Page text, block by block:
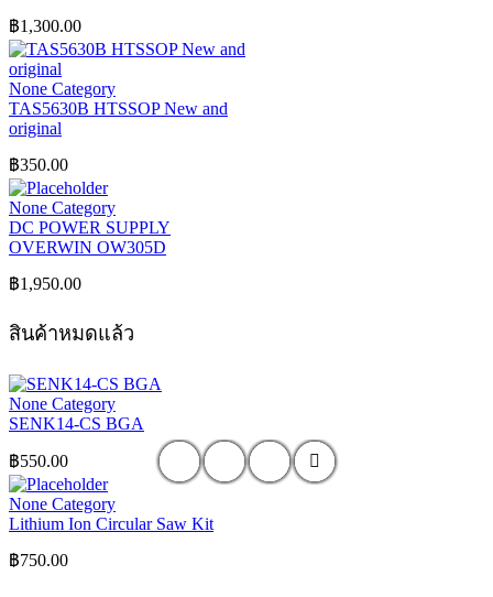
฿1,300.00
None Category
TAS5630B HTSSOP New and
original
฿350.00
None Category
DC POWER SUPPLY
OVERWIN OW305D
฿1,950.00
สินค้าหมดแล้ว
None Category
SENK14-CS BGA
฿550.00
None Category
Lithium Ion Circular Saw Kit
฿750.00